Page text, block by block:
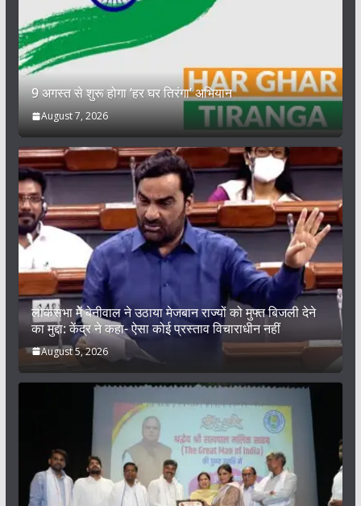
9 अगस्त से शुरू होगा ‘हर घर तिरंगा’ अभियान
August 7, 2026
लोकसभा में बेनीवाल ने उठाया मेजबान राज्यों को मुफ्त बिजली देने
का मुद्दा: केंद्र ने कहा- ऐसा कोई प्रस्ताव विचाराधीन नहीं
August 5, 2026